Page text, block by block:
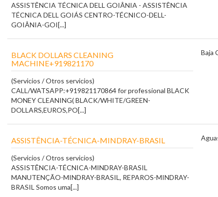
ASSISTÊNCIA TÉCNICA DELL GOIÂNIA - ASSISTÊNCIA
TÉCNICA DELL GOIÁS CENTRO-TÉCNICO-DELL-
GOIÂNIA-GOI[...]
BLACK DOLLARS CLEANING
MACHINE+919821170
(Servicios / Otros servicios)
CALL/WATSAPP:+919821170864 for professional BLACK
MONEY CLEANING( BLACK/WHITE/GREEN-
DOLLARS,EUROS,PO[...]
Baja
ASSISTÊNCIA-TÉCNICA-MINDRAY-BRASIL
(Servicios / Otros servicios)
ASSISTÊNCIA-TÉCNICA-MINDRAY-BRASIL
MANUTENÇÃO-MINDRAY-BRASIL, REPAROS-MINDRAY-
BRASIL Somos uma[...]